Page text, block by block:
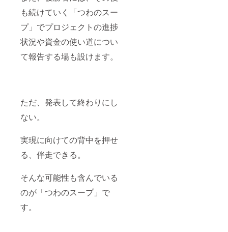
も続けていく「つわのスー
プ」でプロジェクトの進捗
状況や資金の使い道につい
て報告する場も設けます。
ただ、発表して終わりにし
ない。
実現に向けての背中を押せ
る、伴走できる。
そんな可能性も含んでいる
のが「つわのスープ」で
す。